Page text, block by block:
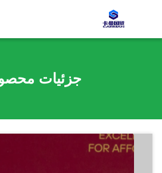
جزئیات